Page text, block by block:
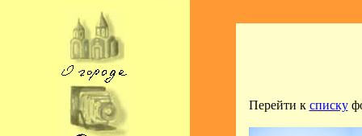
Перейти к списку